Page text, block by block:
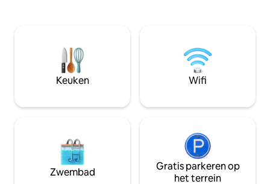
spelletjesavonden en thuismaaltijden
koken met vrienden, dit bijgewerkte
appartement is de perfecte plek om er
even tussenuit te gaan.
recensies
van derden.
of luidruchtige
huisdieren
Keuken Wifi
Zwembad
Gratis parkeren op
het terrein